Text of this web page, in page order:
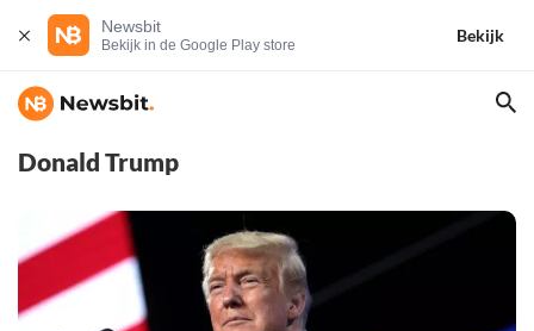
Newsbit
Bekijk in de Google Play store
Bekijk
Donald Trump